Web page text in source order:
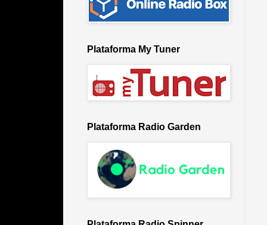
Plataforma My Tuner
Plataforma Radio Garden